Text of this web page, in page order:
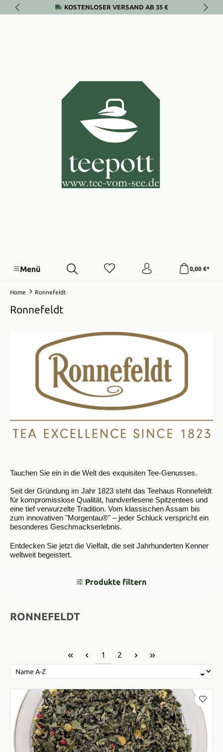
Zum Hauptinhalt springenKOSTENLOSER VERSAND AB 35 €
Menü 0,00 €*
Home Ronnefeldt
Ronnefeldt
Tauchen Sie ein in die Welt des exquisiten Tee-Genusses.
Seit der Gründung im Jahr 1823 steht das Teehaus Ronnefeldt
für kompromisslose Qualität, handverlesene Spitzentees und
eine tief verwurzelte Tradition. Vom klassischen Assam bis
zum innovativen "Morgentau®" – jeder Schluck verspricht ein
besonderes Geschmackserlebnis.
Entdecken Sie jetzt die Vielfalt, die seit Jahrhunderten Kenner
weltweit begeistert.
Produkte filtern
RONNEFELDT
Seite
1 Seite
2